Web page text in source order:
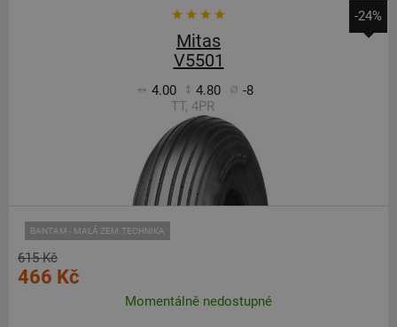
-24%
Mitas
V5501
4.00 4.80
-8
TT, 4PR
BANTAM - MALÁ ZEM.TECHNIKA
615 Kč
466 Kč
Momentálně nedostupné